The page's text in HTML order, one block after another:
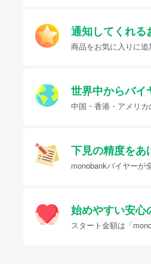
通知してくれる
商品をお気に入りに
世界中からバイ
中国・香港・アメリ
下見の精度をあ
monobankバイヤーが
始めやすい安心
スタート金額は「